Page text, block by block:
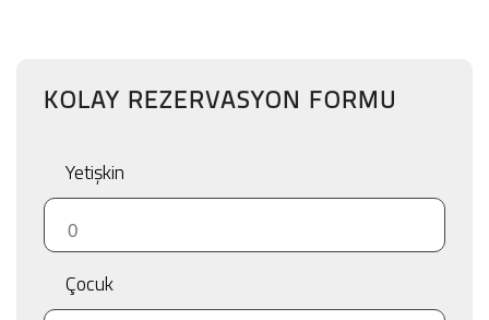
KOLAY REZERVASYON FORMU
Yetişkin
Çocuk